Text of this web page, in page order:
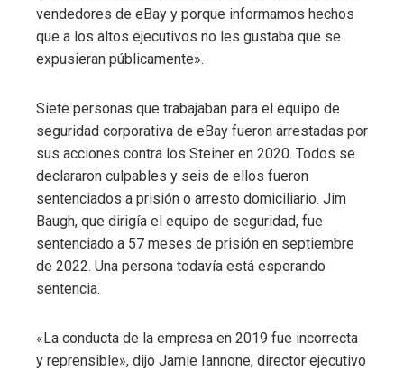
vendedores de eBay y porque informamos hechos
que a los altos ejecutivos no les gustaba que se
expusieran públicamente».
Siete personas que trabajaban para el equipo de
seguridad corporativa de eBay fueron arrestadas por
sus acciones contra los Steiner en 2020. Todos se
declararon culpables y seis de ellos fueron
sentenciados a prisión o arresto domiciliario. Jim
Baugh, que dirigía el equipo de seguridad, fue
sentenciado a 57 meses de prisión en septiembre
de 2022. Una persona todavía está esperando
sentencia.
«La conducta de la empresa en 2019 fue incorrecta
y reprensible», dijo Jamie Iannone, director ejecutivo